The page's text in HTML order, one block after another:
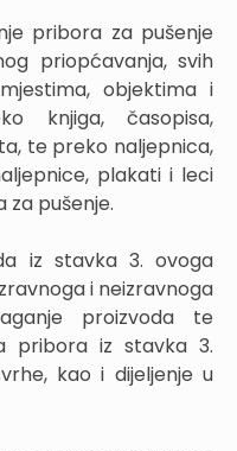
pribora za pušenje
priopćavanja, svih
objektima i
knjiga, časopisa,
te preko naljepnica,
plakati i leci
pušenje.
iz stavka 3. ovoga
i neizravnoga
proizvoda te
pribora iz stavka 3.
kao i dijeljenje u